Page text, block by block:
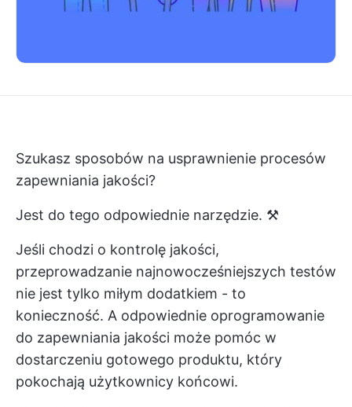
Szukasz sposobów na usprawnienie procesów
zapewniania jakości?
Jest do tego odpowiednie narzędzie. ⚒️
Jeśli chodzi o kontrolę jakości,
przeprowadzanie najnowocześniejszych testów
nie jest tylko miłym dodatkiem - to
konieczność. A odpowiednie oprogramowanie
do zapewniania jakości może pomóc w
dostarczeniu gotowego produktu, który
pokochają użytkownicy końcowi.